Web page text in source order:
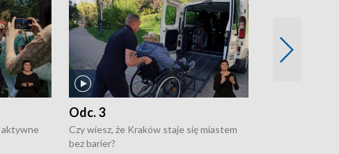
aktywne
Odc. 3
Czy wiesz, że Kraków staje się miastem
bez barier?